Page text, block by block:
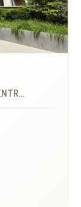
(WZC)